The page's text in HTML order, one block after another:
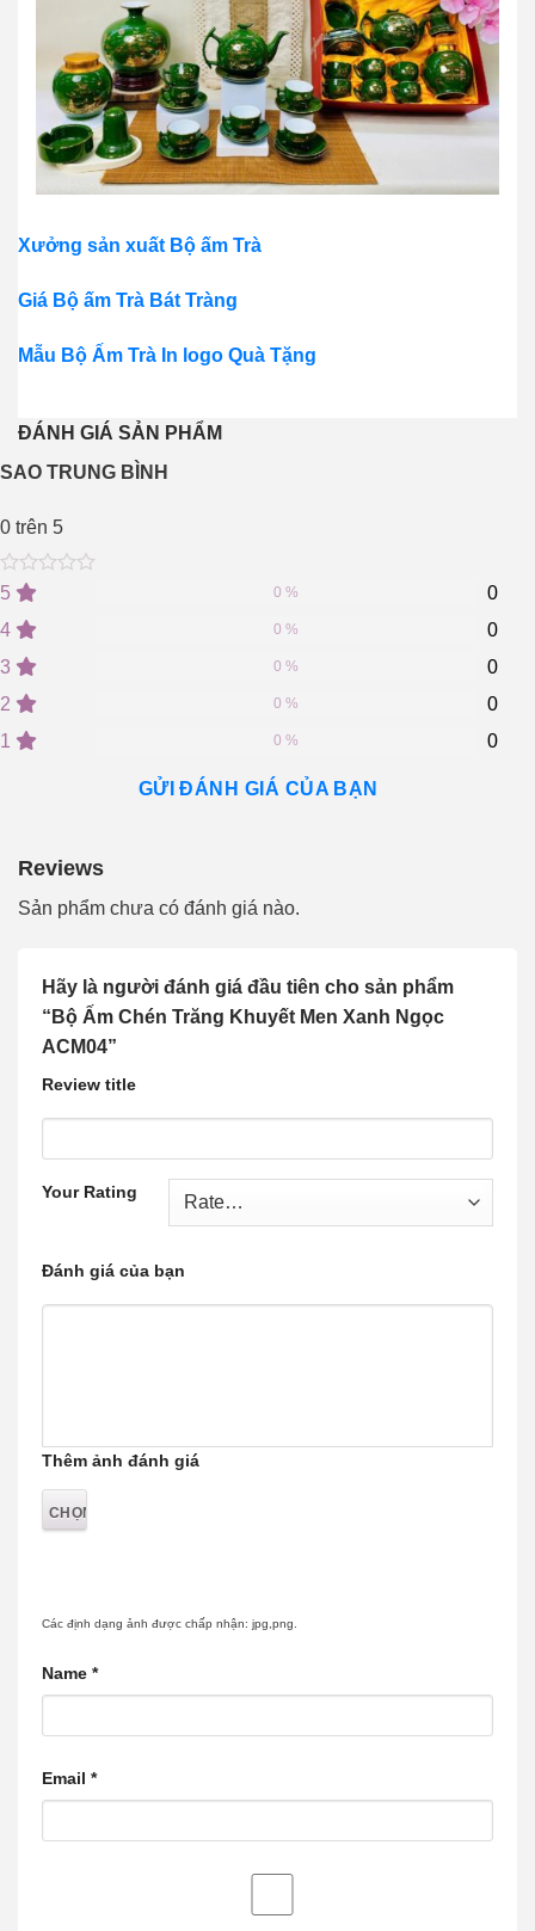
Xưởng sản xuất Bộ ấm Trà
Giá Bộ ấm Trà Bát Tràng
Mẫu Bộ Ấm Trà In logo Quà Tặng
ĐÁNH GIÁ SẢN PHẨM
SAO TRUNG BÌNH
0 trên 5
0
of
5
on
0
ratings
5 0
0 %
4 0
0 %
3 0
0 %
2 0
0 %
1 0
0 %
GỬI ĐÁNH GIÁ CỦA BẠN
Reviews
Sản phẩm chưa có đánh giá nào.
Hãy là người đánh giá đầu tiên cho sản phẩm
“Bộ Ấm Chén Trăng Khuyết Men Xanh Ngọc
ACM04”
Review title
Your Rating
Đánh giá của bạn
Thêm ảnh đánh giá
Các định dạng ảnh được chấp nhận: jpg,png.
Name *
Email *